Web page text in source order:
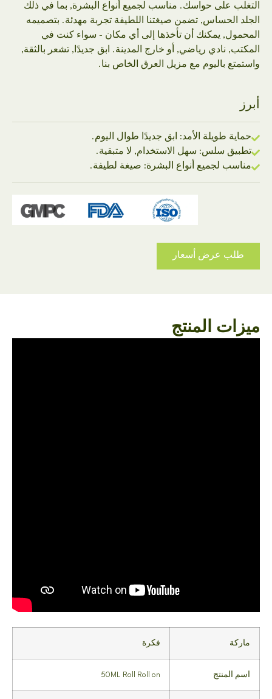
التغلب على حواسك. مناسب لجميع أنواع البشرة, بما في ذلك
الجلد الحساس, تضمن صيغتنا اللطيفة تجربة مهدئة. بتصميمه
المحمول, يمكنك أن تأخذها إلى أي مكان - سواء كنت في
المكتب, نادي رياضي, أو خارج المدينة. ابق جديدًا, تشعر بالثقة,
واستمتع باليوم مع مزيل العرق الخاص بنا.
أبرز
حماية طويلة الأمد: ابق جديدًا طوال اليوم.
تطبيق سلس: سهل الاستخدام, لا متبقية.
مناسب لجميع أنواع البشرة: صيغة لطيفة.
طلب عرض أسعار
ميزات المنتج
ماركة فكرة
اسم المنتج 50ML Roll Roll on